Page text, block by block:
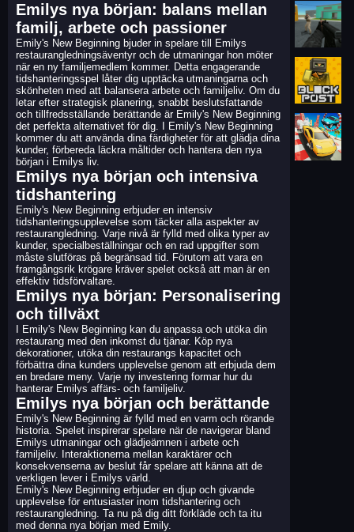
Emilys nya början: balans mellan
familj, arbete och passioner
Emily's New Beginning bjuder in spelare till Emilys
restaurangledningsäventyr och de utmaningar hon möter
när en ny familjemedlem kommer. Detta engagerande
tidshanteringsspel låter dig upptäcka utmaningarna och
skönheten med att balansera arbete och familjeliv. Om du
letar efter strategisk planering, snabbt beslutsfattande
och tillfredsställande berättande är Emily's New Beginning
det perfekta alternativet för dig. I Emily's New Beginning
kommer du att använda dina färdigheter för att glädja dina
kunder, förbereda läckra måltider och hantera den nya
början i Emilys liv.
Emilys nya början och intensiva
tidshantering
Emily's New Beginning erbjuder en intensiv
tidshanteringsupplevelse som täcker alla aspekter av
restaurangledning. Varje nivå är fylld med olika typer av
kunder, specialbeställningar och en rad uppgifter som
måste slutföras på begränsad tid. Förutom att vara en
framgångsrik krögare kräver spelet också att man är en
effektiv tidsförvaltare.
Emilys nya början: Personalisering
och tillväxt
I Emily's New Beginning kan du anpassa och utöka din
restaurang med den inkomst du tjänar. Köp nya
dekorationer, utöka din restaurangs kapacitet och
förbättra dina kunders upplevelse genom att erbjuda dem
en bredare meny. Varje ny investering formar hur du
hanterar Emilys affärs- och familjeliv.
Emilys nya början och berättande
Emily's New Beginning är fylld med en varm och rörande
historia. Spelet inspirerar spelare när de navigerar bland
Emilys utmaningar och glädjeämnen i arbete och
familjeliv. Interaktionerna mellan karaktärer och
konsekvenserna av beslut får spelare att känna att de
verkligen lever i Emilys värld.
Emily's New Beginning erbjuder en djup och givande
upplevelse för entusiaster inom tidshantering och
restaurangledning. Ta nu på dig ditt förkläde och ta itu
med denna nya början med Emily.